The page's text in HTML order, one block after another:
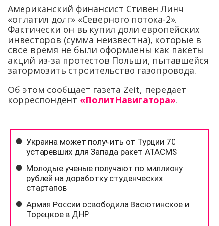
Американский финансист Стивен Линч
«оплатил долг» «Северного потока-2».
Фактически он выкупил доли европейских
инвесторов (сумма неизвестна), которые в
свое время не были оформлены как пакеты
акций из-за протестов Польши, пытавшейся
затормозить строительство газопровода.
Об этом сообщает газета Zeit, передает
корреспондент «ПолитНавигатора».